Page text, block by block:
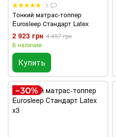
1
Тонкий матрас-топпер
Eurosleep Стандарт Latex
2 923 грн 4 497 грн
В наличии
Купить